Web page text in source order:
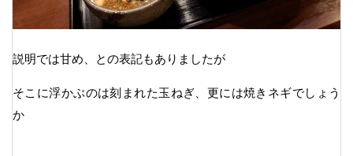
説明では甘め、との表記もありましたが
そこに浮かぶのは刻まれた玉ねぎ、更には焼きネギでしょう
か